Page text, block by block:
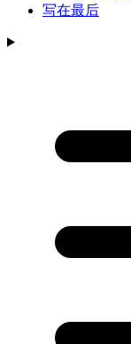
写在最后